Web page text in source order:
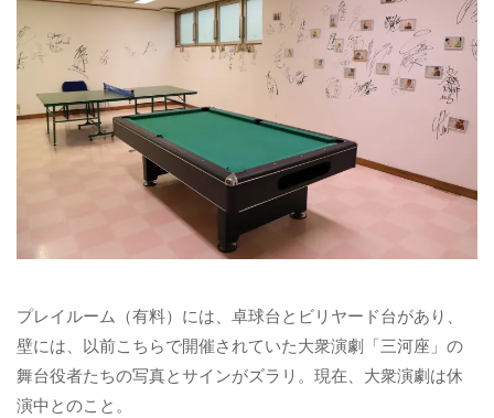
プレイルーム（有料）には、卓球台とビリヤード台があり、
壁には、以前こちらで開催されていた大衆演劇「三河座」の
舞台役者たちの写真とサインがズラリ。現在、大衆演劇は休
演中とのこと。